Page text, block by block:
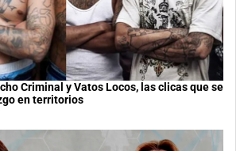
Criminal y Vatos Locos, las clicas que se
en territorios